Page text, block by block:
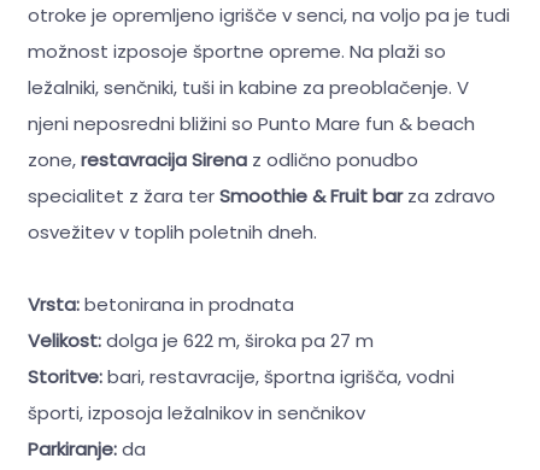
otroke je opremljeno igrišče v senci, na voljo pa je tudi
možnost izposoje športne opreme. Na plaži so
ležalniki, senčniki, tuši in kabine za preoblačenje. V
njeni neposredni bližini so Punto Mare fun & beach
zone,restavracija Sirenaz odlično ponudbo
specialitet z žara terSmoothie & Fruit barza zdravo
osvežitev v toplih poletnih dneh.
Vrsta:betonirana in prodnata
Velikost:dolga je 622 m, široka pa 27 m
Storitve:bari, restavracije, športna igrišča, vodni
športi, izposoja ležalnikov in senčnikov
Parkiranje:da